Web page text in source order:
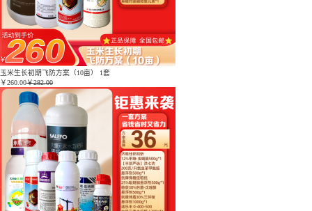
玉米生长初期飞防方案（10亩） 1套
￥260.00￥282.00